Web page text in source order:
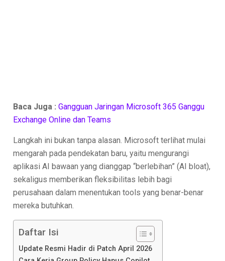
Baca Juga :Gangguan Jaringan Microsoft 365 Ganggu
Exchange Online dan Teams
Langkah ini bukan tanpa alasan. Microsoft terlihat mulai
mengarah pada pendekatan baru, yaitu mengurangi
aplikasi AI bawaan yang dianggap “berlebihan” (AI bloat),
sekaligus memberikan fleksibilitas lebih bagi
perusahaan dalam menentukan tools yang benar-benar
mereka butuhkan.
Daftar Isi
Update Resmi Hadir di Patch April 2026